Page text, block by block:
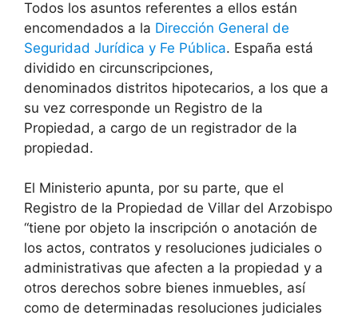
Todos los asuntos referentes a ellos están
encomendados a la Dirección General de
Seguridad Jurídica y Fe Pública. España está
dividido en circunscripciones,
denominados distritos hipotecarios, a los que a
su vez corresponde un Registro de la
Propiedad, a cargo de un registrador de la
propiedad.
El Ministerio apunta, por su parte, que el
Registro de la Propiedad de Villar del Arzobispo
“tiene por objeto la inscripción o anotación de
los actos, contratos y resoluciones judiciales o
administrativas que afecten a la propiedad y a
otros derechos sobre bienes inmuebles, así
como de determinadas resoluciones judiciales